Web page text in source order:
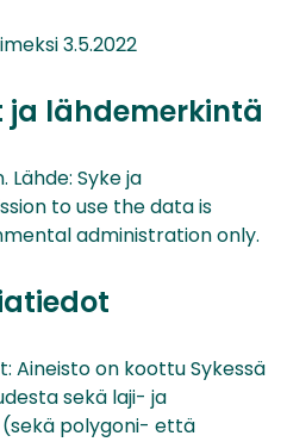
3.5.2022
lähdemerkintä
Syke ja
to use the data is
administration only.
Aineisto on koottu Sykessä
sekä laji- ja
polygoni- että